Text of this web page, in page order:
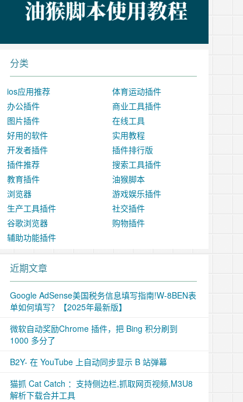
分类
ios应用推荐
体育运动插件
办公插件
商业工具插件
图片插件
在线工具
好用的软件
实用教程
开发者插件
插件排行版
插件推荐
搜索工具插件
教育插件
油猴脚本
浏览器
游戏娱乐插件
生产工具插件
社交插件
谷歌浏览器
购物插件
辅助功能插件
近期文章
Google AdSense美国税务信息填写指南!W-8BEN表
单如何填写？【2025年最新版】
微软自动奖励Chrome 插件，把 Bing 积分刷到
1000 多分了
B2Y- 在 YouTube 上自动同步显示 B 站弹幕
猫抓 Cat Catch ：支持侧边栏,抓取网页视频,M3U8
解析下载合并工具